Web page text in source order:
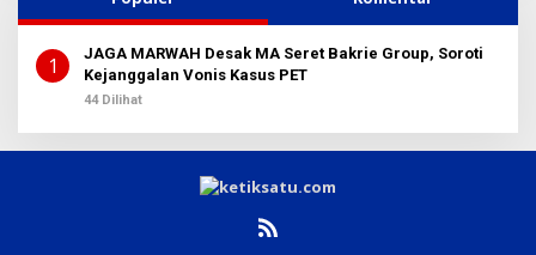
1
JAGA MARWAH Desak MA Seret Bakrie Group, Soroti
Kejanggalan Vonis Kasus PET
44 Dilihat